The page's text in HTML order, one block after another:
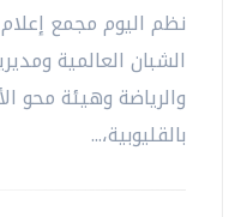
نظم اليوم مجمع
الشبان العالمية
والرياضة وهيئة محو
بالقليوبية،...